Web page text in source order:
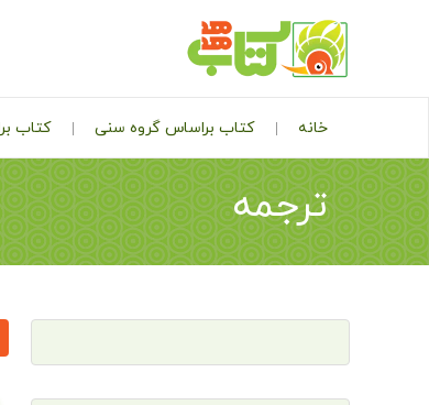
خانه کتاب براساس گروه سنی کتاب
ترجمه